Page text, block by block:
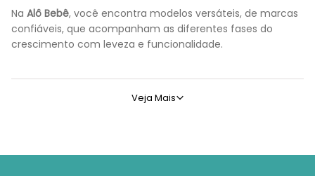
Na Alô Bebê, você encontra modelos versáteis, de marcas
confiáveis, que acompanham as diferentes fases do
crescimento com leveza e funcionalidade.
Veja Mais